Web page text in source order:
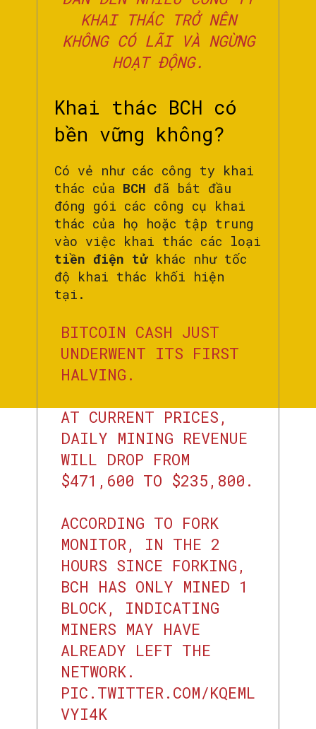
KHAI THÁC TRỞ NÊN
KHÔNG CÓ LÃI VÀ NGỪNG
HOẠT ĐỘNG.
Khai thác BCH có
bền vững không?
Có vẻ như các công ty khai
thác của BCH đã bắt đầu
đóng gói các công cụ khai
thác của họ hoặc tập trung
vào việc khai thác các loại
tiền điện tửkhác như tốc
độ khai thác khối hiện
tại.
BITCOIN CASH JUST
UNDERWENT ITS FIRST
HALVING.
AT CURRENT PRICES,
DAILY MINING REVENUE
WILL DROP FROM
$471,600 TO $235,800.
ACCORDING TO FORK
MONITOR, IN THE 2
HOURS SINCE FORKING,
BCH HAS ONLY MINED 1
BLOCK, INDICATING
MINERS MAY HAVE
ALREADY LEFT THE
NETWORK.
PIC.TWITTER.COM/KQEML
VYI4K